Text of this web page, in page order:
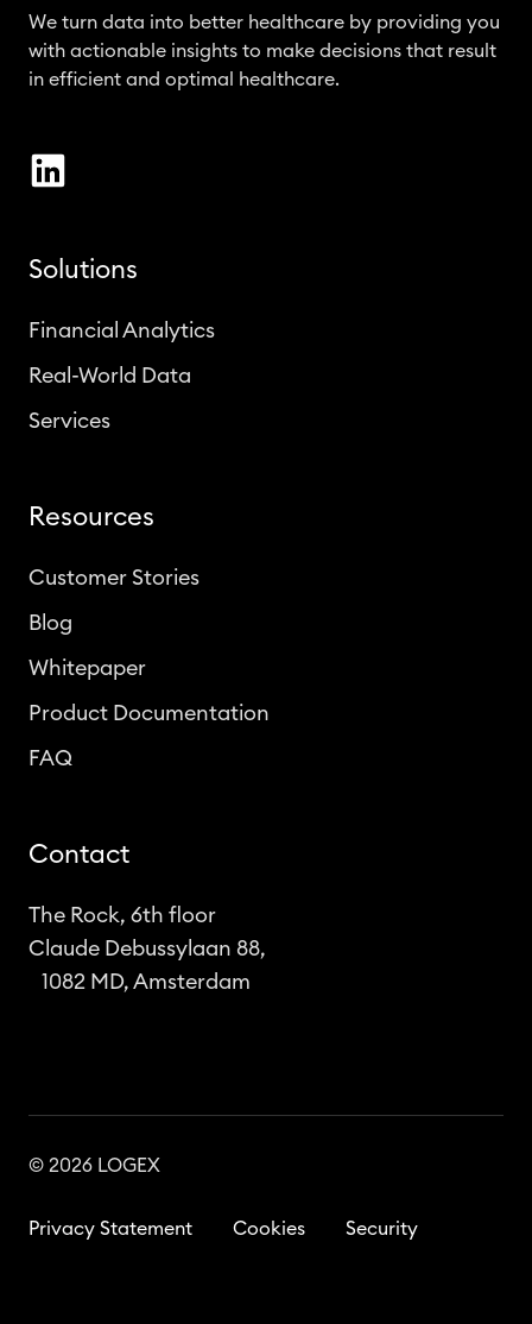
We turn data into better healthcare by providing you
with actionable insights to make decisions that result
in efficient and optimal healthcare.
Solutions
Financial Analytics
Real-World Data
Services
Resources
Customer Stories
Blog
Whitepaper
Product Documentation
FAQ
Contact
The Rock, 6th floor
Claude Debussylaan 88,
1082 MD, Amsterdam
© 2026 LOGEX
Privacy Statement Cookies Security